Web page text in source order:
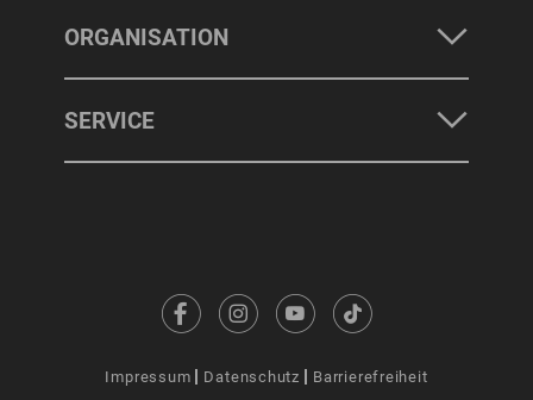
ORGANISATION
SERVICE
Impressum Datenschutz Barrierefreiheit